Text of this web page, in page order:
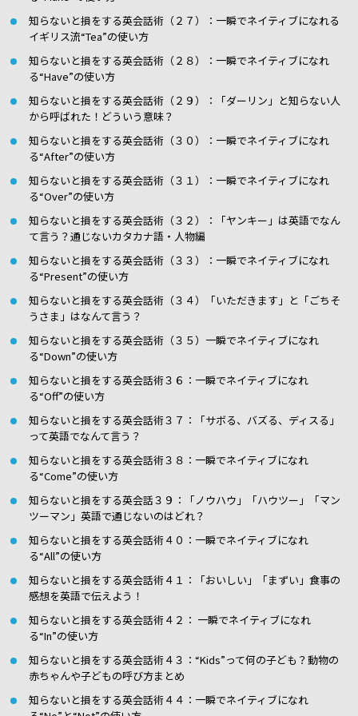
知らないと損をする英会話術（２７）：一瞬でネイティブになれる
イギリス流“Tea”の使い方
知らないと損をする英会話術（２８）：一瞬でネイティブになれ
る“Have”の使い方
知らないと損をする英会話術（２９）：「ダーリン」と知らない人
から呼ばれた！どういう意味？
知らないと損をする英会話術（３０）：一瞬でネイティブになれ
る“After”の使い方
知らないと損をする英会話術（３１）：一瞬でネイティブになれ
る“Over”の使い方
知らないと損をする英会話術（３２）：「ヤンキー」は英語でなん
て言う？通じないカタカナ語・人物編
知らないと損をする英会話術（３３）：一瞬でネイティブになれ
る“Present”の使い方
知らないと損をする英会話術（３４）「いただきます」と「ごちそ
うさま」はなんて言う？
知らないと損をする英会話術（３５）一瞬でネイティブになれ
る“Down”の使い方
知らないと損をする英会話術３６：一瞬でネイティブになれ
る“Off”の使い方
知らないと損をする英会話術３７：「サボる、バズる、ディスる」
って英語でなんて言う？
知らないと損をする英会話術３８：一瞬でネイティブになれ
る“Come”の使い方
知らないと損をする英会話３９：「ノウハウ」「ハウツー」「マン
ツーマン」英語で通じないのはどれ？
知らないと損をする英会話術４０：一瞬でネイティブになれ
る“All”の使い方
知らないと損をする英会話術４１：「おいしい」「まずい」食事の
感想を英語で伝えよう！
知らないと損をする英会話術４２： 一瞬でネイティブになれ
る“In”の使い方
知らないと損をする英会話術４３：“Kids”って何の子ども？動物の
赤ちゃんや子どもの呼び方まとめ
知らないと損をする英会話術４４：一瞬でネイティブになれ